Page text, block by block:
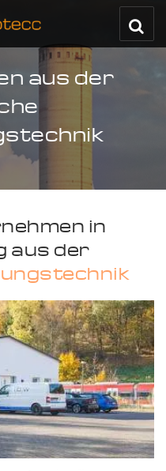
aus der
in
aus der